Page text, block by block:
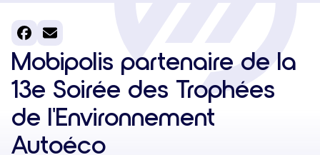
Mobipolis partenaire de la
13e Soirée des Trophées
de l'Environnement
Autoéco